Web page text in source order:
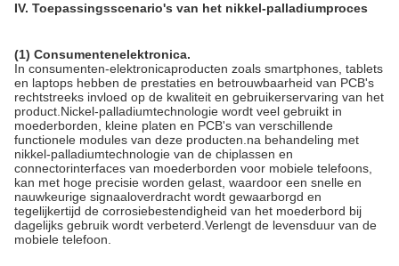
IV. Toepassingsscenario's van het nikkel-palladiumproces
(1) Consumentenelektronica.
In consumenten-elektronicaproducten zoals smartphones, tablets
en laptops hebben de prestaties en betrouwbaarheid van PCB's
rechtstreeks invloed op de kwaliteit en gebruikerservaring van het
product.Nickel-palladiumtechnologie wordt veel gebruikt in
moederborden, kleine platen en PCB's van verschillende
functionele modules van deze producten.na behandeling met
nikkel-palladiumtechnologie van de chiplassen en
connectorinterfaces van moederborden voor mobiele telefoons,
kan met hoge precisie worden gelast, waardoor een snelle en
nauwkeurige signaaloverdracht wordt gewaarborgd en
tegelijkertijd de corrosiebestendigheid van het moederbord bij
dagelijks gebruik wordt verbeterd.Verlengt de levensduur van de
mobiele telefoon.